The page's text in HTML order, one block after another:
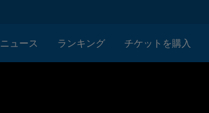
ニュース ランキング チケットを購入